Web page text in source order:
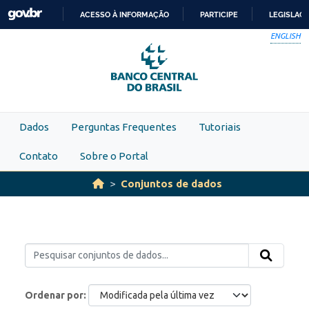
Skip to main content
PARA
O
CONTEÚDO
ACESSO À INFORMAÇÃO PARTICIPE
ENGLISH
Dados Perguntas Frequentes Tutoriais
Contato Sobre o Portal
Conjuntos de dados
Ordenar por